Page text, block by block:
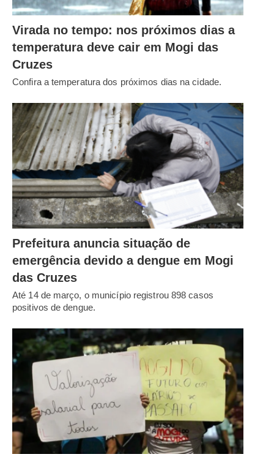
Virada no tempo: nos próximos dias a
temperatura deve cair em Mogi das
Cruzes
Confira a temperatura dos próximos dias na cidade.
Prefeitura anuncia situação de
emergência devido a dengue em Mogi
das Cruzes
Até 14 de março, o município registrou 898 casos
positivos de dengue.